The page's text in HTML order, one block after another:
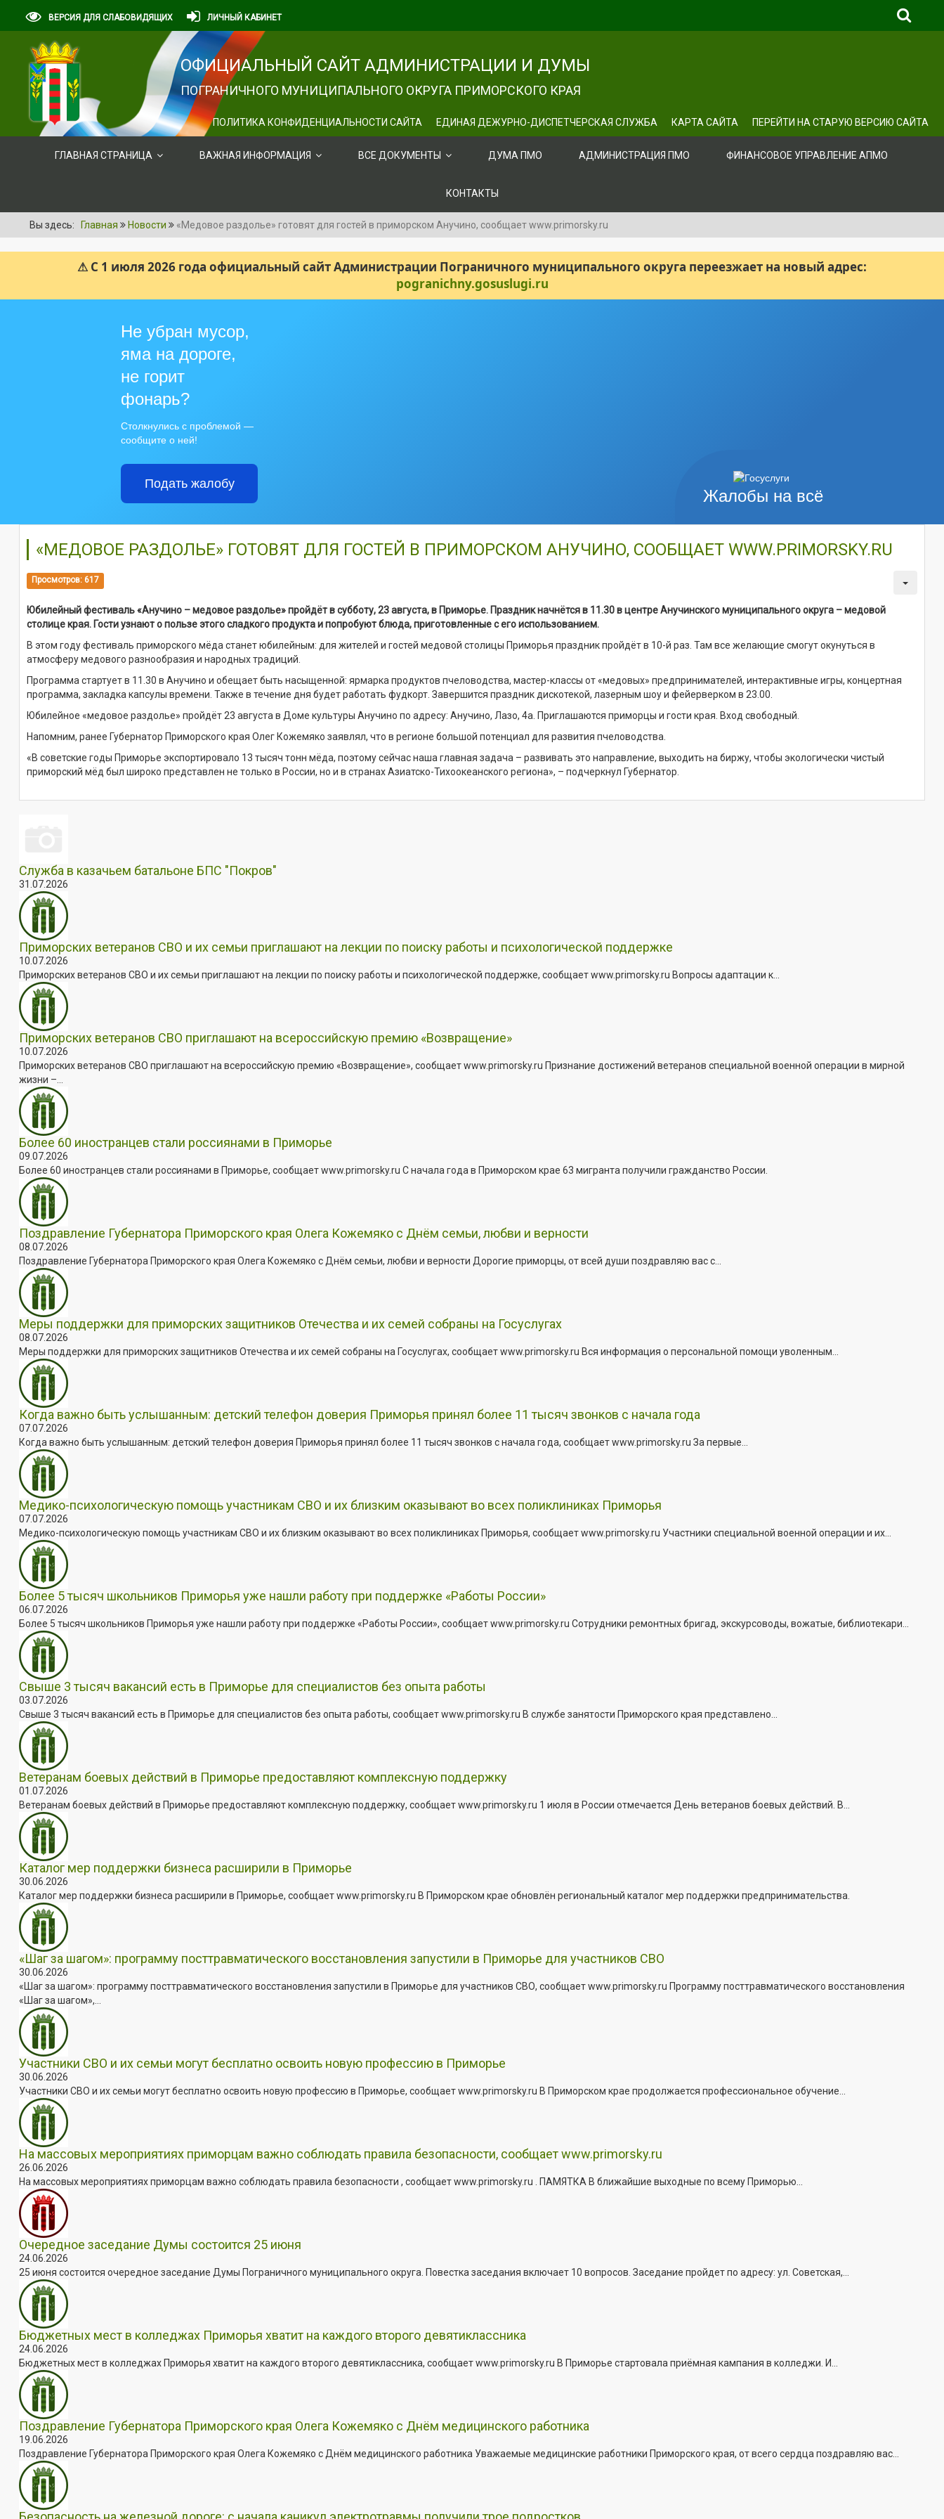
ВЕРСИЯ ДЛЯ СЛАБОВИДЯЩИХ ЛИЧНЫЙ КАБИНЕТ
ОФИЦИАЛЬНЫЙ САЙТ АДМИНИСТРАЦИИ И ДУМЫ
ПОГРАНИЧНОГО МУНИЦИПАЛЬНОГО ОКРУГА ПРИМОРСКОГО КРАЯ
ПОЛИТИКА КОНФИДЕНЦИАЛЬНОСТИ САЙТА ЕДИНАЯ ДЕЖУРНО-ДИСПЕТЧЕРСКАЯ СЛУЖБА КАРТА САЙТА ПЕРЕЙТИ НА СТАРУЮ ВЕРСИЮ САЙТА
ГЛАВНАЯ СТРАНИЦА ВАЖНАЯ ИНФОРМАЦИЯ ВСЕ ДОКУМЕНТЫ ДУМА ПМО АДМИНИСТРАЦИЯ ПМО ФИНАНСОВОЕ УПРАВЛЕНИЕ АПМО
КОНТАКТЫ
Вы здесь: Главная Новости «Медовое раздолье» готовят для гостей в приморском Анучино, сообщает www.primorsky.ru
⚠ С 1 июля 2026 года официальный сайт Администрации Пограничного муниципального округа переезжает на новый адрес:
pogranichny.gosuslugi.ru
Жалобы на всё
Не убран мусор,
яма на дороге,
не горит
фонарь?
Столкнулись с проблемой —
сообщите о ней!
Подать жалобу
«МЕДОВОЕ РАЗДОЛЬЕ» ГОТОВЯТ ДЛЯ ГОСТЕЙ В ПРИМОРСКОМ АНУЧИНО, СООБЩАЕТ WWW.PRIMORSKY.RU
Просмотров: 617
Юбилейный фестиваль «Анучино – медовое раздолье» пройдёт в субботу, 23 августа, в Приморье. Праздник начнётся в 11.30 в центре Анучинского муниципального округа – медовой
столице края. Гости узнают о пользе этого сладкого продукта и попробуют блюда, приготовленные с его использованием.
В этом году фестиваль приморского мёда станет юбилейным: для жителей и гостей медовой столицы Приморья праздник пройдёт в 10-й раз. Там все желающие смогут окунуться в
атмосферу медового разнообразия и народных традиций.
Программа стартует в 11.30 в Анучино и обещает быть насыщенной: ярмарка продуктов пчеловодства, мастер-классы от «медовых» предпринимателей, интерактивные игры, концертная
программа, закладка капсулы времени. Также в течение дня будет работать фудкорт. Завершится праздник дискотекой, лазерным шоу и фейерверком в 23.00.
Юбилейное «медовое раздолье» пройдёт 23 августа в Доме культуры Анучино по адресу: Анучино, Лазо, 4а. Приглашаются приморцы и гости края. Вход свободный.
Напомним, ранее Губернатор Приморского края Олег Кожемяко заявлял, что в регионе большой потенциал для развития пчеловодства.
«В советские годы Приморье экспортировало 13 тысяч тонн мёда, поэтому сейчас наша главная задача – развивать это направление, выходить на биржу, чтобы экологически чистый
приморский мёд был широко представлен не только в России, но и в странах Азиатско-Тихоокеанского региона», – подчеркнул Губернатор.
Служба в казачьем батальоне БПС "Покров"
31.07.2026
Приморских ветеранов СВО и их семьи приглашают на лекции по поиску работы и психологической поддержке
10.07.2026
Приморских ветеранов СВО и их семьи приглашают на лекции по поиску работы и психологической поддержке, сообщает www.primorsky.ru Вопросы адаптации к...
Приморских ветеранов СВО приглашают на всероссийскую премию «Возвращение»
10.07.2026
Приморских ветеранов СВО приглашают на всероссийскую премию «Возвращение», сообщает www.primorsky.ru Признание достижений ветеранов специальной военной операции в мирной
жизни –...
Более 60 иностранцев стали россиянами в Приморье
09.07.2026
Более 60 иностранцев стали россиянами в Приморье, сообщает www.primorsky.ru С начала года в Приморском крае 63 мигранта получили гражданство России.
Поздравление Губернатора Приморского края Олега Кожемяко с Днём семьи, любви и верности
08.07.2026
Поздравление Губернатора Приморского края Олега Кожемяко с Днём семьи, любви и верности Дорогие приморцы, от всей души поздравляю вас с...
Меры поддержки для приморских защитников Отечества и их семей собраны на Госуслугах
08.07.2026
Меры поддержки для приморских защитников Отечества и их семей собраны на Госуслугах, сообщает www.primorsky.ru Вся информация о персональной помощи уволенным...
Когда важно быть услышанным: детский телефон доверия Приморья принял более 11 тысяч звонков с начала года
07.07.2026
Когда важно быть услышанным: детский телефон доверия Приморья принял более 11 тысяч звонков с начала года, сообщает www.primorsky.ru За первые...
Медико-психологическую помощь участникам СВО и их близким оказывают во всех поликлиниках Приморья
07.07.2026
Медико-психологическую помощь участникам СВО и их близким оказывают во всех поликлиниках Приморья, сообщает www.primorsky.ru Участники специальной военной операции и их...
Более 5 тысяч школьников Приморья уже нашли работу при поддержке «Работы России»
06.07.2026
Более 5 тысяч школьников Приморья уже нашли работу при поддержке «Работы России», сообщает www.primorsky.ru Сотрудники ремонтных бригад, экскурсоводы, вожатые, библиотекари...
Свыше 3 тысяч вакансий есть в Приморье для специалистов без опыта работы
03.07.2026
Свыше 3 тысяч вакансий есть в Приморье для специалистов без опыта работы, сообщает www.primorsky.ru В службе занятости Приморского края представлено...
Ветеранам боевых действий в Приморье предоставляют комплексную поддержку
01.07.2026
Ветеранам боевых действий в Приморье предоставляют комплексную поддержку, сообщает www.primorsky.ru 1 июля в России отмечается День ветеранов боевых действий. В...
Каталог мер поддержки бизнеса расширили в Приморье
30.06.2026
Каталог мер поддержки бизнеса расширили в Приморье, сообщает www.primorsky.ru В Приморском крае обновлён региональный каталог мер поддержки предпринимательства.
«Шаг за шагом»: программу посттравматического восстановления запустили в Приморье для участников СВО
30.06.2026
«Шаг за шагом»: программу посттравматического восстановления запустили в Приморье для участников СВО, сообщает www.primorsky.ru Программу посттравматического восстановления
«Шаг за шагом»,...
Участники СВО и их семьи могут бесплатно освоить новую профессию в Приморье
30.06.2026
Участники СВО и их семьи могут бесплатно освоить новую профессию в Приморье, сообщает www.primorsky.ru В Приморском крае продолжается профессиональное обучение...
На массовых мероприятиях приморцам важно соблюдать правила безопасности, сообщает www.primorsky.ru
26.06.2026
На массовых мероприятиях приморцам важно соблюдать правила безопасности , сообщает www.primorsky.ru . ПАМЯТКА В ближайшие выходные по всему Приморью...
Очередное заседание Думы состоится 25 июня
24.06.2026
25 июня состоится очередное заседание Думы Пограничного муниципального округа. Повестка заседания включает 10 вопросов. Заседание пройдет по адресу: ул. Советская,...
Бюджетных мест в колледжах Приморья хватит на каждого второго девятиклассника
24.06.2026
Бюджетных мест в колледжах Приморья хватит на каждого второго девятиклассника, сообщает www.primorsky.ru В Приморье стартовала приёмная кампания в колледжи. И...
Поздравление Губернатора Приморского края Олега Кожемяко с Днём медицинского работника
19.06.2026
Поздравление Губернатора Приморского края Олега Кожемяко с Днём медицинского работника Уважаемые медицинские работники Приморского края, от всего сердца поздравляю вас...